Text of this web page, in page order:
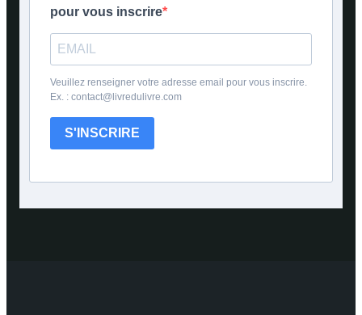
pour vous inscrire
Veuillez renseigner votre adresse email pour vous inscrire.
Ex. : contact@livredulivre.com
S'INSCRIRE